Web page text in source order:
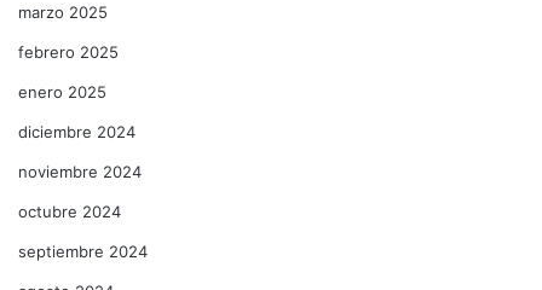
marzo 2025
febrero 2025
enero 2025
diciembre 2024
noviembre 2024
octubre 2024
septiembre 2024